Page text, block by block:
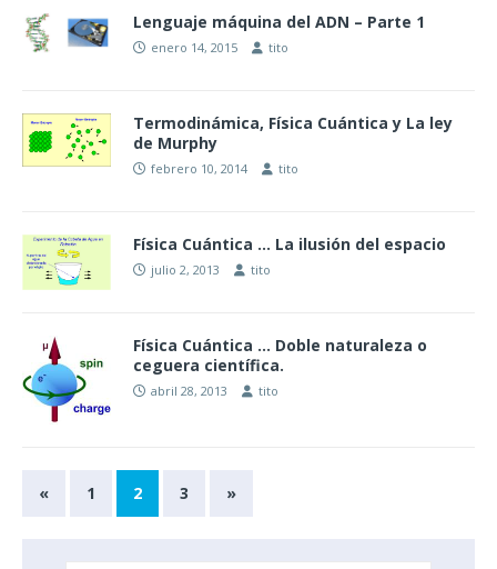
Lenguaje máquina del ADN – Parte 1
enero 14, 2015 tito
Termodinámica, Física Cuántica y La ley
de Murphy
febrero 10, 2014 tito
Física Cuántica … La ilusión del espacio
julio 2, 2013 tito
Física Cuántica … Doble naturaleza o
ceguera científica.
abril 28, 2013 tito
« 1 2 3 »